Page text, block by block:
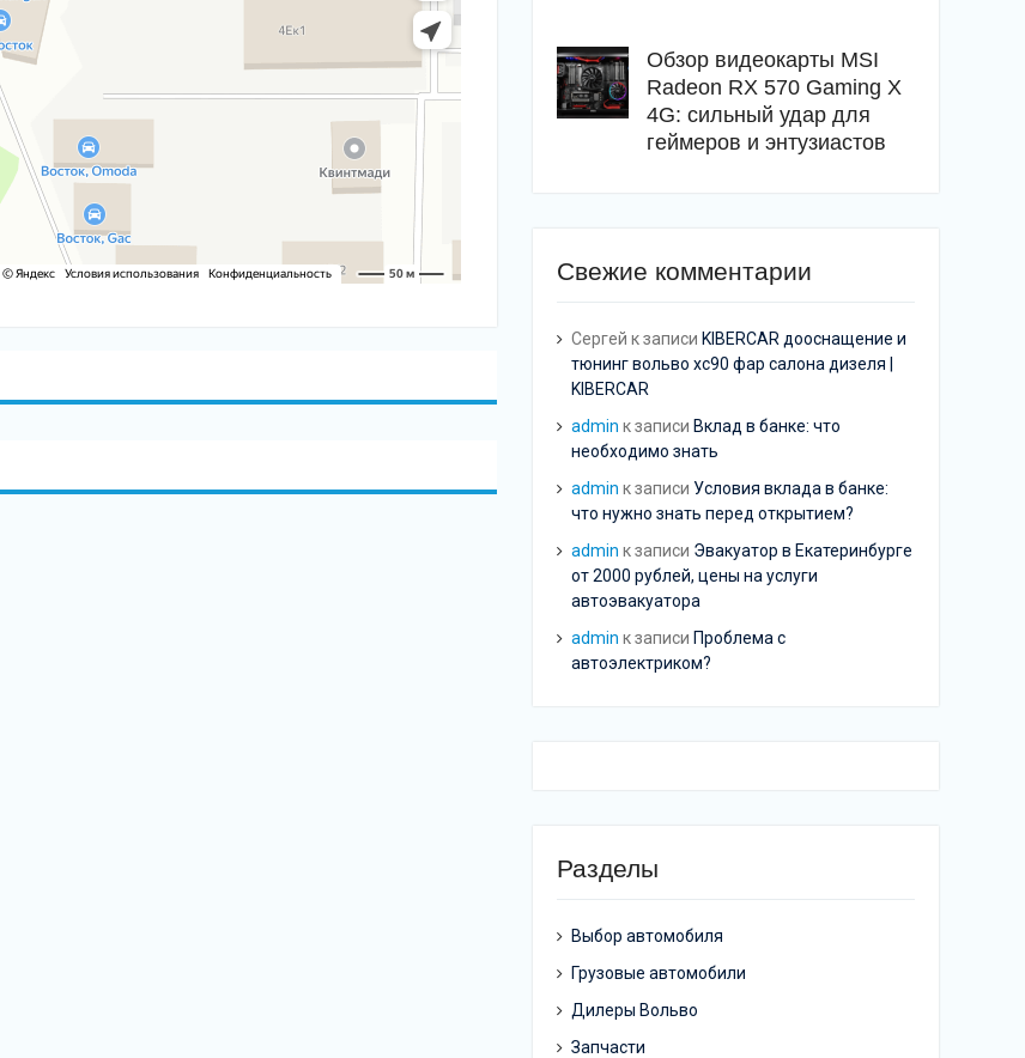
Обзор видеокарты MSI
Radeon RX 570 Gaming X
4G: сильный удар для
геймеров и энтузиастов
Свежие комментарии
Сергей к записи KIBERCAR дооснащение и
тюнинг вольво хс90 фар салона дизеля |
KIBERCAR
admin к записи Вклад в банке: что
необходимо знать
admin к записи Условия вклада в банке:
что нужно знать перед открытием?
admin к записи Эвакуатор в Екатеринбурге
от 2000 рублей, цены на услуги
автоэвакуатора
admin к записи Проблема с
автоэлектриком?
Разделы
Выбор автомобиля
Грузовые автомобили
Дилеры Вольво
Запчасти